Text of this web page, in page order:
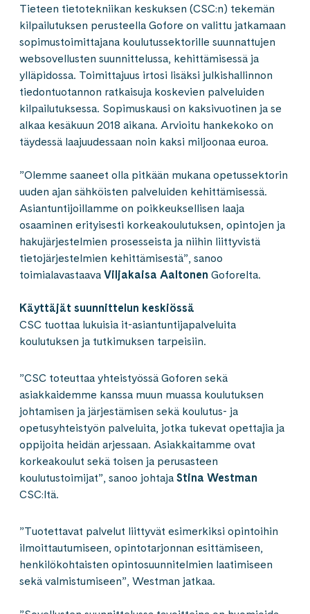
Tieteen tietotekniikan ke­­­­skuksen (CSC:n) tekemän
kilpailutuksen perusteella Gofore on valittu jatkamaan
sopimustoimittajana koulutussektorille suunnattujen
websovellusten suunnittelussa, kehittämisessä ja
ylläpidossa. Toimittajuus irtosi lisäksi julkishallinnon
tiedontuotannon ratkaisuja koskevien palveluiden
kilpailutuksessa. Sopimuskausi on kaksivuotinen ja se
alkaa kesäkuun 2018 aikana. Arvioitu hankekoko on
täydessä laajuudessaan noin kaksi miljoonaa euroa.
”Olemme saaneet olla pitkään mukana opetussektorin
uuden ajan sähköisten palveluiden kehittämisessä.
Asiantuntijoillamme on poikkeuksellisen laaja
osaaminen erityisesti korkeakoulutuksen, opintojen ja
hakujärjestelmien prosesseista ja niihin liittyvistä
tietojärjestelmien kehittämisestä”, sanoo
toimialavastaava Viljakaisa Aaltonen Goforelta.
Käyttäjät suunnittelun keskiössä
CSC tuottaa lukuisia it-asiantuntijapalveluita
koulutuksen ja tutkimuksen tarpeisiin.
”CSC toteuttaa yhteistyössä Goforen sekä
asiakkaidemme kanssa muun muassa koulutuksen
johtamisen ja järjestämisen sekä koulutus- ja
opetusyhteistyön palveluita, jotka tukevat opettajia ja
oppijoita heidän arjessaan. Asiakkaitamme ovat
korkeakoulut sekä toisen ja perusasteen
koulutustoimijat”, sanoo johtaja Stina Westman
CSC:ltä.
”Tuotettavat palvelut liittyvät esimerkiksi opintoihin
ilmoittautumiseen, opintotarjonnan esittämiseen,
henkilökohtaisten opintosuunnitelmien laatimiseen
sekä valmistumiseen”, Westman jatkaa.